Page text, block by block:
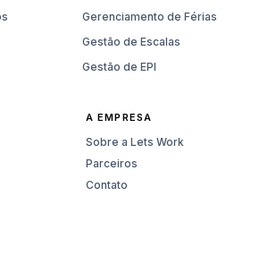
Gerenciamento de Férias
Gestão de Escalas
Gestão de EPI
A EMPRESA
Sobre a Lets Work
Parceiros
Contato